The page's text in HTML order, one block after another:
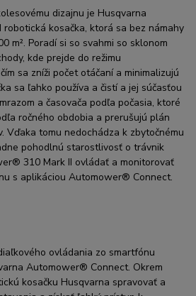
dizajnu je Husqvarna
kosačka, ktorá sa bez námahy
m². Poradí si so svahmi so sklonom
kde prejde do režimu
sa zníži počet otáčaní a minimalizujú
sa ľahko používa a čistí a jej súčasťou
a časovača podľa počasia, ktoré
ročného obdobia a prerušujú plán
Vďaka tomu nedochádza k zbytočnému
pohodlnú starostlivosť o trávnik
310 Mark II ovládať a monitorovať
s aplikáciou Automower® Connect.
ovládania zo smartfónu
‌‌Automower® Connect. Okrem
kosačku Husqvarna spravovať a